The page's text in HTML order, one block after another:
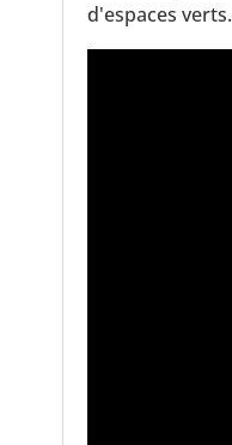
d'espaces verts.